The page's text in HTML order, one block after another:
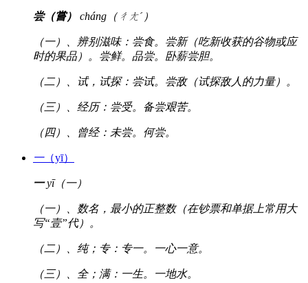
尝（嘗） cháng（ㄔㄤˊ）
（一）、辨别滋味：尝食。尝新（吃新收获的谷物或应
时的果品）。尝鲜。品尝。卧薪尝胆。
（二）、试，试探：尝试。尝敌（试探敌人的力量）。
（三）、经历：尝受。备尝艰苦。
（四）、曾经：未尝。何尝。
一（yī）
一yī（一）
（一）、数名，最小的正整数（在钞票和单据上常用大
写“壹”代）。
（二）、纯；专：专一。一心一意。
（三）、全；满：一生。一地水。